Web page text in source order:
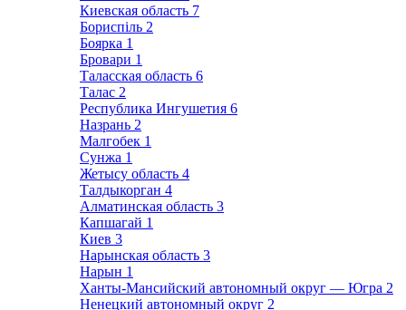
Киевская область 7
Бориспіль 2
Боярка 1
Бровари 1
Таласская область 6
Талас 2
Республика Ингушетия 6
Назрань 2
Малгобек 1
Сунжа 1
Жетысу область 4
Талдыкорган 4
Алматинская область 3
Капшагай 1
Киев 3
Нарынская область 3
Нарын 1
Ханты-Мансийский автономный округ — Югра 2
Ненецкий автономный округ 2